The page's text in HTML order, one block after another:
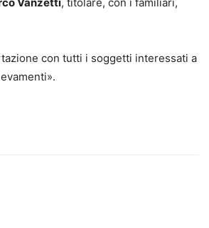
con tutti i soggetti interessati a